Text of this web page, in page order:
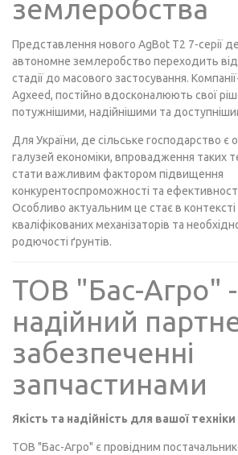
землеробства
Представлення нового AgBot T2 7-серії
автономне землеробство переходить
стадії до масового застосування.
Agxeed, постійно вдосконалюють свої
потужнішими, надійнішими та
Для України, де сільське господарство є
галузей економіки, впровадження таких
стати важливим фактором підвищення
конкурентоспроможності та
Особливо актуальним це стає в
кваліфікованих механізаторів та
родючості ґрунтів.
ТОВ "Бас-Агро"
надійний
забезпеченні
запчастинами
Якість та надійність для вашої техніки
ТОВ "Бас-Агро" є провідним